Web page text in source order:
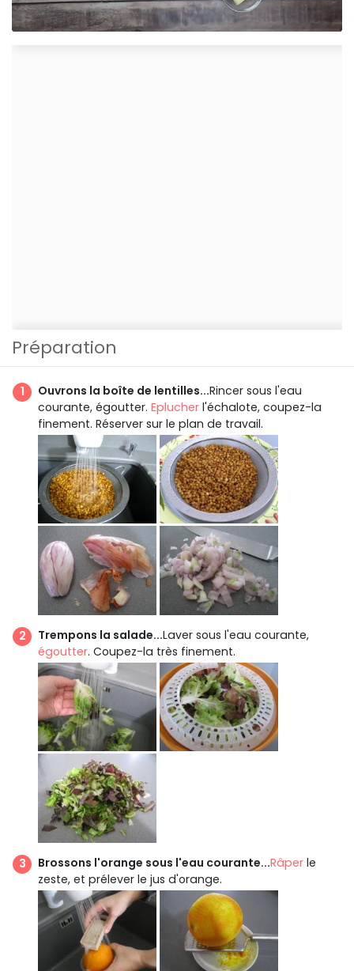
Préparation
Ouvrons la boîte de lentilles...Rincer sous l'eau
courante, égoutter. Eplucher l'échalote, coupez-la
finement. Réserver sur le plan de travail.
Trempons la salade...Laver sous l'eau courante,
égoutter. Coupez-la très finement.
Brossons l'orange sous l'eau courante...Râper le
zeste, et prélever le jus d'orange.